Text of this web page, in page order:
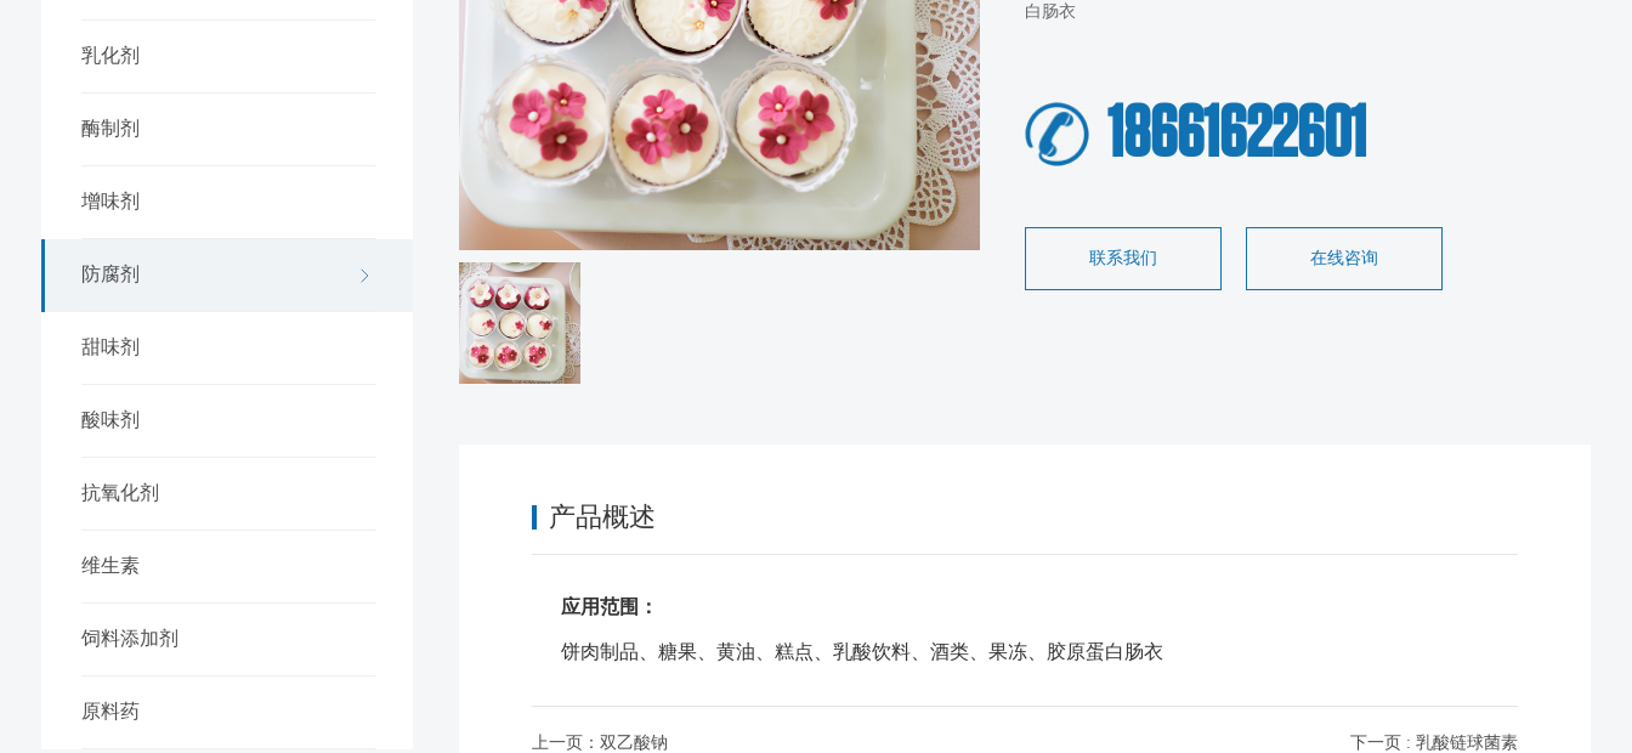
乳化剂
酶制剂
增味剂
防腐剂
甜味剂
酸味剂
抗氧化剂
维生素
饲料添加剂
原料药
白肠衣
18661622601
联系我们 在线咨询
产品概述
应用范围：
饼肉制品、糖果、黄油、糕点、乳酸饮料、酒类、果冻、胶原蛋白肠衣
上一页：双乙酸钠 下一页 : 乳酸链球菌素